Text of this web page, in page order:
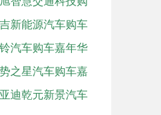
新能源汽车购车
汽车购车嘉年华
之星汽车购车嘉
迪乾元新景汽车